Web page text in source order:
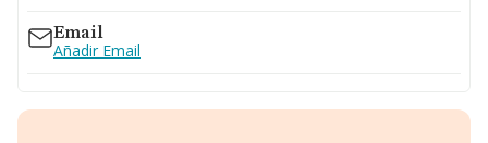
Email
Añadir Email